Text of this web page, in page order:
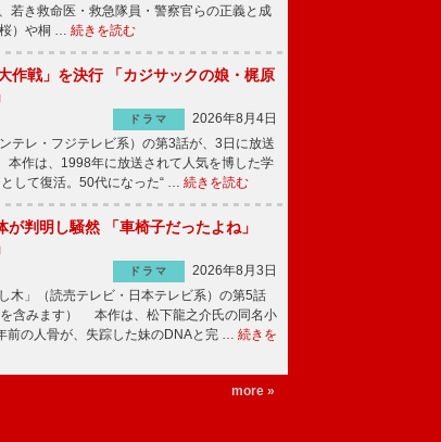
き救命医・救急隊員・警察官らの正義と成
）や桐 … 続きを読む
作戦」を決行 「カジサックの娘・梶原
ドラマ
2026年8月4日
テレ・フジテレビ系）の第3話が、3日に放送
作は、1998年に放送されて人気を博した学
して復活。50代になった“ … 続きを読む
が判明し騒然 「車椅子だったよね」
ドラマ
2026年8月3日
木」（読売テレビ・日本テレビ系）の第5話
含みます） 本作は、松下龍之介氏の同名小
前の人骨が、失踪した妹のDNAと完 … 続きを
more »